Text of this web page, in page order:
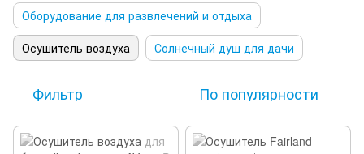
Оборудование для развлечений и отдыха
Осушитель воздуха
Солнечный душ для дачи
Фильтр По популярности